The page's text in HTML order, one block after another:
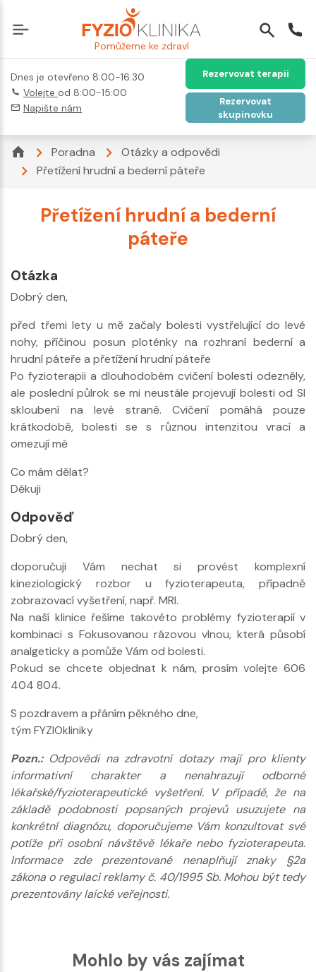
Pomůžeme ke zdraví
Dnes je otevřeno 8:00-16:30
Volejte od 8:00-15:00
Napište nám
Rezervovat terapii
Rezervovat
skupinovku
Poradna
Otázky a odpovědi
Přetížení hrudní a bederní páteře
Přetížení hrudní a bederní
páteře
Otázka
Dobrý den,
před třemi lety u mě začaly bolesti vystřelující do levé
nohy, příčinou posun ploténky na rozhraní bederní a
hrudní páteře a přetížení hrudní páteře
Po fyzioterapii a dlouhodobém cvičení bolesti odezněly,
ale poslední půlrok se mi neustále projevují bolesti od SI
skloubení na levé straně. Cvičení pomáhá pouze
krátkodobě, bolesti se s různou intenzitou vrací a
omezují mě
Co mám dělat?
Děkuji
Odpověď
Dobrý den,
doporučuji Vám nechat si provést komplexní
kineziologický rozbor u fyzioterapeuta, případně
zobrazovací vyšetření, např. MRI.
Na naší klinice řešíme takovéto problémy fyzioterapií v
kombinaci s Fokusovanou rázovou vlnou, která působí
analgeticky a pomůže Vám od bolesti.
Pokud se chcete objednat k nám, prosím volejte 606
404 804.
S pozdravem a přáním pěkného dne,
tým FYZIOkliniky
Pozn.:Odpovědi na zdravotní dotazy mají pro klienty
informativní charakter a nenahrazují odborné
lékařské/fyzioterapeutické vyšetření. V případě, že na
základě podobnosti popsaných projevů usuzujete na
konkrétní diagnózu, doporučujeme Vám konzultovat své
potíže při osobní návštěvě lékaře nebo fyzioterapeuta.
Informace zde prezentované nenaplňují znaky §2a
zákona o regulaci reklamy č. 40/1995 Sb. Mohou být tedy
prezentovány laické veřejnosti.
Mohlo by vás zajímat